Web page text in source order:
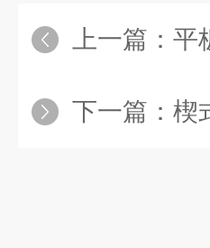
上一篇： 平
下一篇： 楔